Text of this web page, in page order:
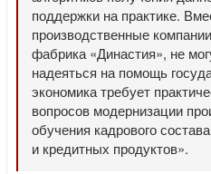
поддержки на практике.
производственные
фабрика «Династия», не
надеяться на помощь
экономика требует
вопросов модернизации
обучения кадрового
и кредитных продуктов».